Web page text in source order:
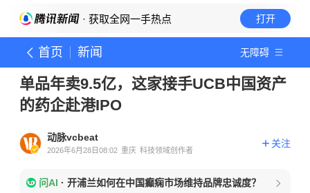
· 获取全网一手热点 打开
首页 新闻 无障碍
单品年卖9.5亿，这家接手UCB中国资产
的药企赴港IPO
动脉vcbeat
2026年6月28日08:02 重庆 科技领域创作者
关注
问AI · 开浦兰如何在中国癫痫市场维持品牌忠诚度？